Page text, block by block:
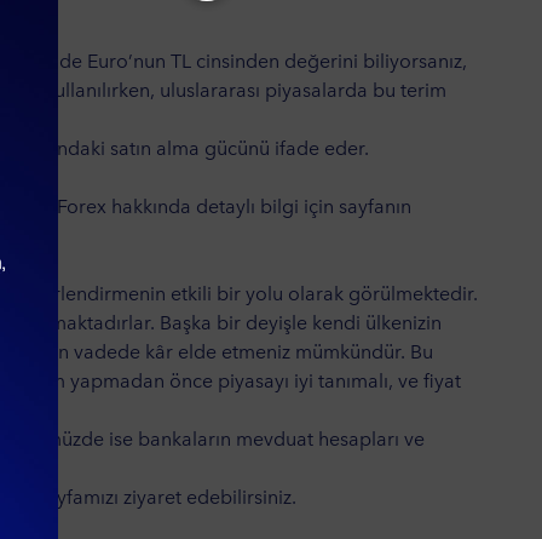
de Euro’nun TL cinsinden değerini biliyorsanız,
kullanılırken, uluslararası piyasalarda bu terim
satın alma gücünü ifade eder.
Forex hakkında detaylı bilgi için sayfanın
değerlendirmenin etkili bir yolu olarak görülmektedir.
Başka bir deyişle kendi ülkenizin
uzun vadede kâr elde etmeniz mümkündür. Bu
yapmadan önce piyasayı iyi tanımalı, ve fiyat
ise bankaların mevduat hesapları ve
ilgili sayfamızı ziyaret edebilirsiniz.